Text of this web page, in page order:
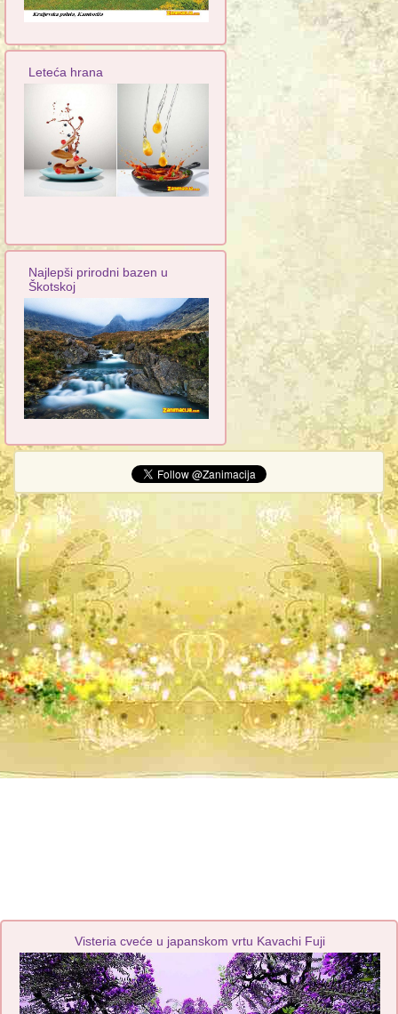
Leteća hrana
Najlepši prirodni bazen u
Škotskoj
Visteria cveće u japanskom vrtu Kavachi Fuji